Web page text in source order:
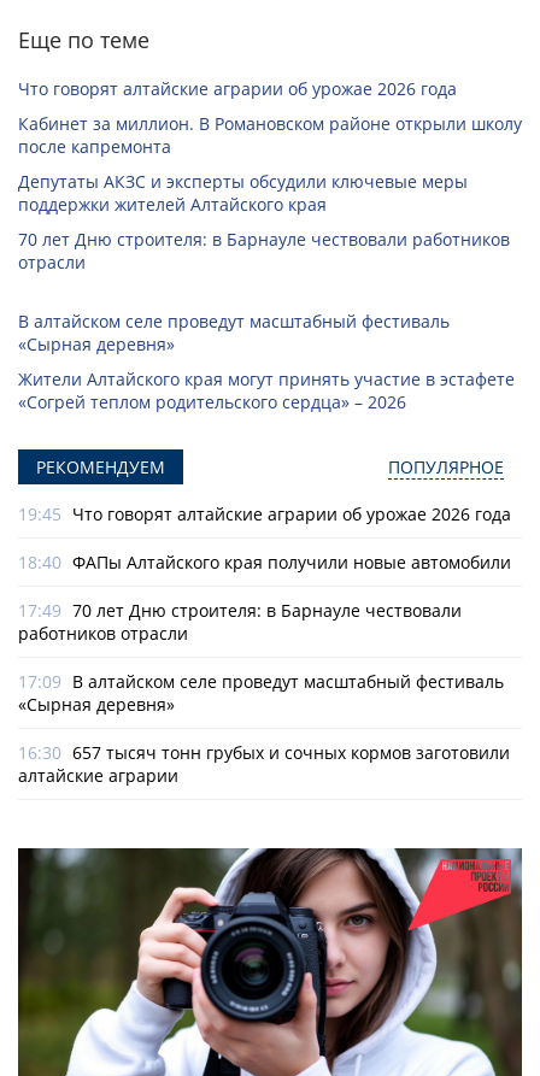
Еще по теме
Что говорят алтайские аграрии об урожае 2026 года
Кабинет за миллион. В Романовском районе открыли школу
после капремонта
Депутаты АКЗС и эксперты обсудили ключевые меры
поддержки жителей Алтайского края
70 лет Дню строителя: в Барнауле чествовали работников
отрасли
В алтайском селе проведут масштабный фестиваль
«Сырная деревня»
Жители Алтайского края могут принять участие в эстафете
«Согрей теплом родительского сердца» – 2026
РЕКОМЕНДУЕМ ПОПУЛЯРНОЕ
19:45 Что говорят алтайские аграрии об урожае 2026 года
18:40 ФАПы Алтайского края получили новые автомобили
17:49 70 лет Дню строителя: в Барнауле чествовали
работников отрасли
17:09 В алтайском селе проведут масштабный фестиваль
«Сырная деревня»
16:30 657 тысяч тонн грубых и сочных кормов заготовили
алтайские аграрии